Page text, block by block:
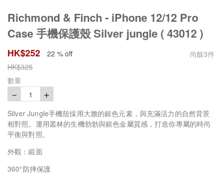
Richmond & Finch - iPhone 12/12 Pro
Case 手機保護殼 Silver jungle ( 43012 )
HK$252 22 % off 尚餘3件
HK$325
數量
－ 1 ＋
Silver Jungle手機殼採用大膽的銀色元素，與充滿活力的自然背景
相對照。運用叢林的生機勃勃與銀色金屬質感，打造你專屬的時尚
平衡與對照。
外觀：緞面
360°防摔保護